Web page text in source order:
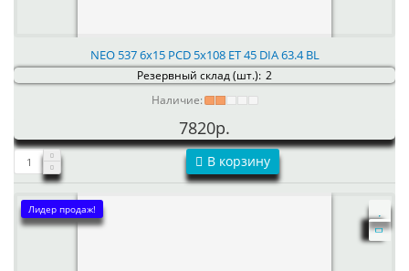
NEO 537 6x15 PCD 5x108 ET 45 DIA 63.4 BL
Резервный склад (шт.): 2
Наличие:
7820р.
В корзину
Лидер продаж!